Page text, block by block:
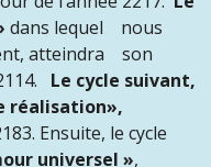
dans lequel nous
atteindra son
Le cycle suivant,
réalisation»,
Ensuite, le cycle
universel »,